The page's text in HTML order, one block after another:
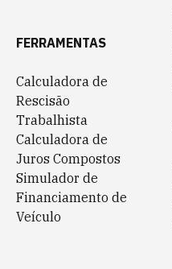
FERRAMENTAS
Calculadora de
Rescisão
Trabalhista
Calculadora de
Juros Compostos
Simulador de
Financiamento de
Veículo